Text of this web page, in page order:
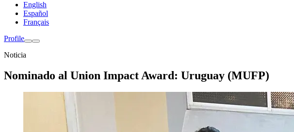
English
Español
Français
Profile
Noticia
Nominado al Union Impact Award: Uruguay (MUFP)